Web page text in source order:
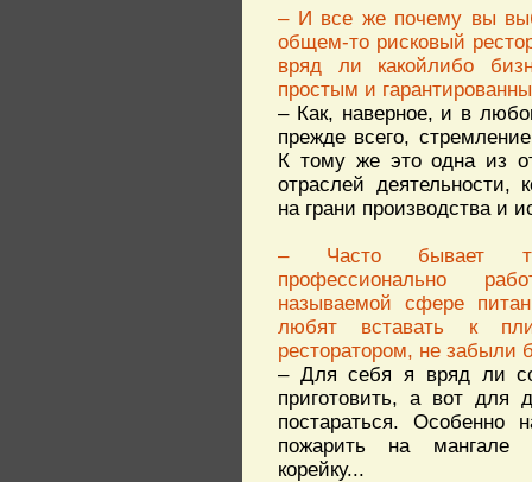
– И все же почему вы
общем-то рисковый
вряд ли какойлибо
простым и
– Как, наверное, и в
прежде всего,
К тому же это одна из
отраслей деятельности,
на грани производства и
– Часто бывает
профессионально
называемой сфере
любят вставать к
ресторатором, не забыли
– Для себя я вряд ли
приготовить, а вот для
постараться. Особенно
пожарить на мангале
корейку...